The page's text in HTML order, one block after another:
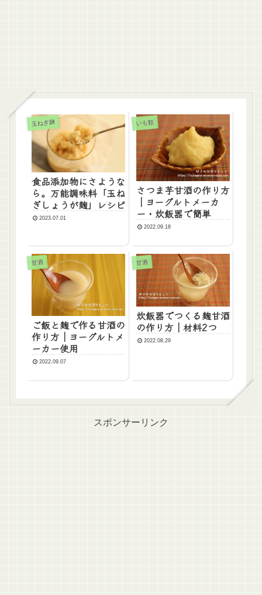
玉ねぎ麹
食品添加物にさような
ら。万能調味料「玉ね
ぎしょうが麹」レシピ
2023.07.01
いも類
さつま芋甘酒の作り方
｜ヨーグルトメーカ
ー・炊飯器で簡単
2022.09.18
甘酒
ご飯と麹で作る甘酒の
作り方｜ヨーグルトメ
ーカー使用
2022.09.07
甘酒
炊飯器でつくる麹甘酒
の作り方｜材料2つ
2022.08.29
スポンサーリンク